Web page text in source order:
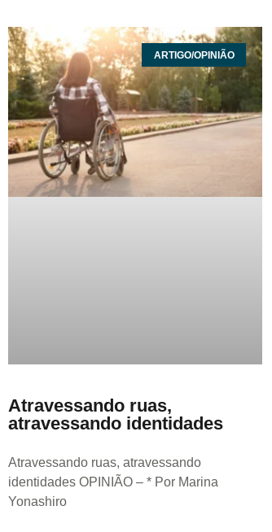
ARTIGO/OPINIÃO
Atravessando ruas,
atravessando identidades
Atravessando ruas, atravessando
identidades OPINIÃO – * Por Marina
Yonashiro